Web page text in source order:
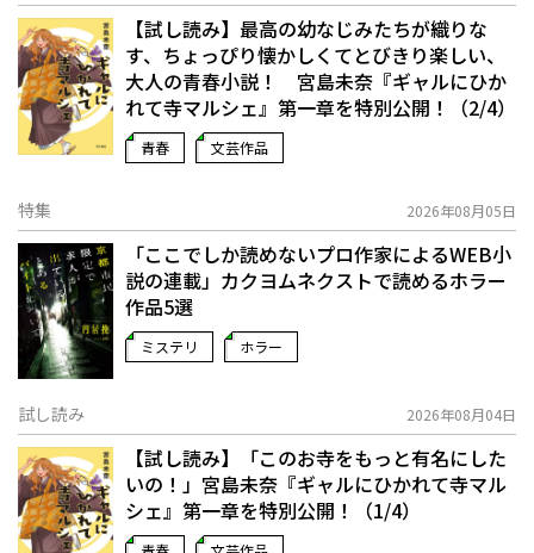
【試し読み】最高の幼なじみたちが織りな
す、ちょっぴり懐かしくてとびきり楽しい、
大人の青春小説！ 宮島未奈『ギャルにひか
れて寺マルシェ』第一章を特別公開！（2/4）
青春 文芸作品
特集 2026年08月05日
「ここでしか読めないプロ作家によるWEB小
説の連載」――カクヨムネクストで読めるホラー
作品5選
ミステリ ホラー
試し読み 2026年08月04日
【試し読み】「このお寺をもっと有名にした
いの！」宮島未奈『ギャルにひかれて寺マル
シェ』第一章を特別公開！（1/4）